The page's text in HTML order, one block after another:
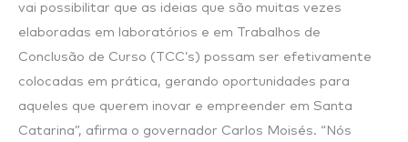
vai possibilitar que as ideias que são muitas vezes
elaboradas em laboratórios e em Trabalhos de
Conclusão de Curso (TCC’s) possam ser efetivamente
colocadas em prática, gerando oportunidades para
aqueles que querem inovar e empreender em Santa
Catarina”, afirma o governador Carlos Moisés. “Nós